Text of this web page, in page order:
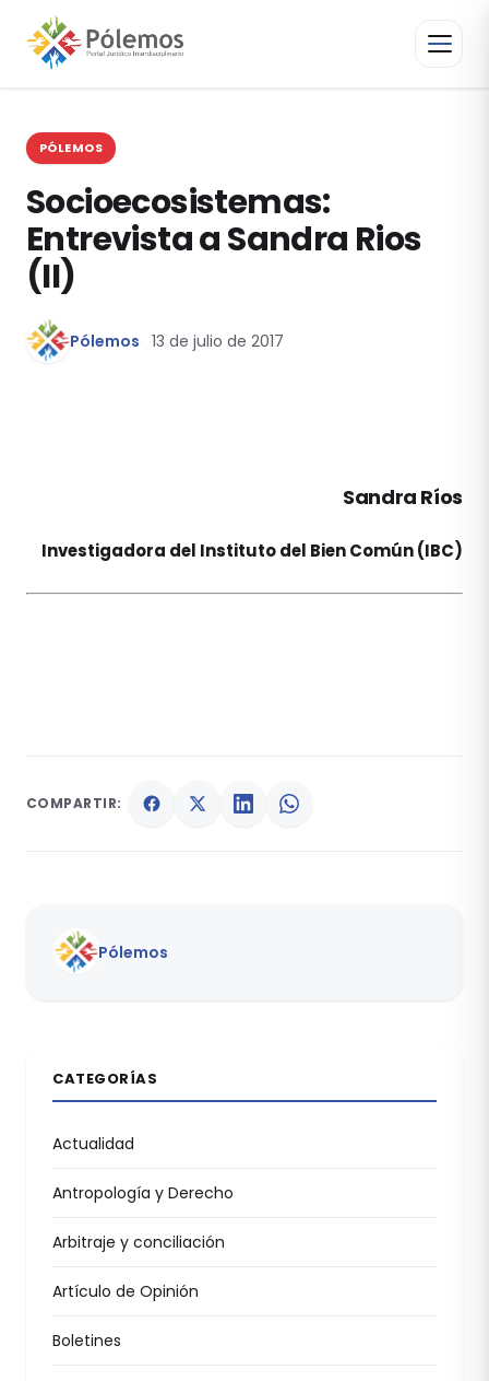
PÓLEMOS
Socioecosistemas:
Entrevista a Sandra Rios
(II)
Pólemos 13 de julio de 2017
Sandra Ríos
Investigadora del Instituto del Bien Común (IBC)
COMPARTIR:
Pólemos
CATEGORÍAS
Actualidad
Antropología y Derecho
Arbitraje y conciliación
Artículo de Opinión
Boletines